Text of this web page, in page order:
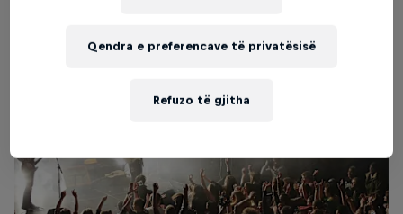
Refuzo të gjitha
Qendra e preferencave të privatësisë